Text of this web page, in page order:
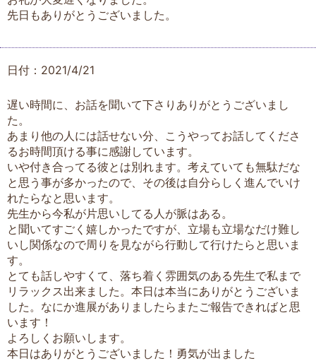
先日もありがとうございました。
日付：2021/4/21
遅い時間に、お話を聞いて下さりありがとうございまし
た。
あまり他の人には話せない分、こうやってお話してくださ
るお時間頂ける事に感謝しています。
いや付き合ってる彼とは別れます。考えていても無駄だな
と思う事が多かったので、その後は自分らしく進んでいけ
れたらなと思います。
先生から今私が片思いしてる人が脈はある。
と聞いてすごく嬉しかったですが、立場も立場なだけ難し
いし関係なので周りを見ながら行動して行けたらと思いま
す。
とても話しやすくて、落ち着く雰囲気のある先生で私まで
リラックス出来ました。本日は本当にありがとうございま
した。なにか進展がありましたらまたご報告できればと思
います！
よろしくお願いします。
本日はありがとうございました！勇気が出ました